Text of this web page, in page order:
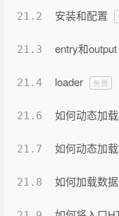
21.2 安装和配置
21.3 entry和output
21.4 loader 免费
21.6 如何动态加
21.7 如何动态加
21.8 如何加载数据